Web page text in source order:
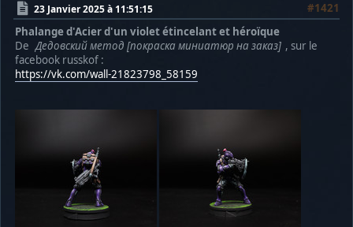
23 Janvier 2025 à 11:51:15
#1421
Phalange d'Acier d'un violet étincelant et héroïque
De Дедовский метод [покраска миниатюр на заказ] , sur le
facebook russkof :
https://vk.com/wall-21823798_58159